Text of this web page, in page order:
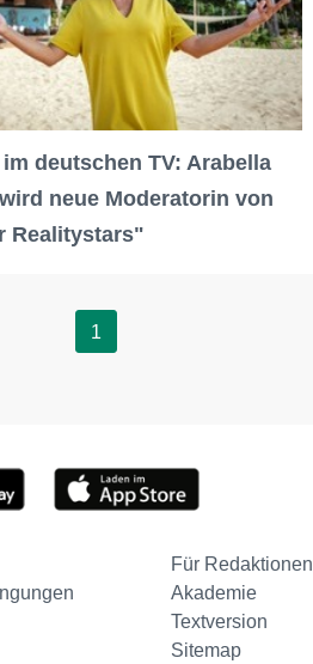
deutschen TV: Arabella
neue Moderatorin von
Realitystars"
1
Für Redaktionen
Akademie
Textversion
Sitemap